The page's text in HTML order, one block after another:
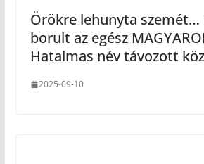
Örökre lehunyta szemét…
borult az egész
Hatalmas név távozott
2025-09-10